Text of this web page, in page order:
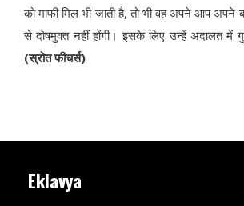
को माफी मिल भी जाती है, तो भी वह अपने आप अपने
से दोषमुक्त नहीं होंगी। इसके लिए उन्हें अदालत में
(स्रोत फीचर्स)
Eklavya